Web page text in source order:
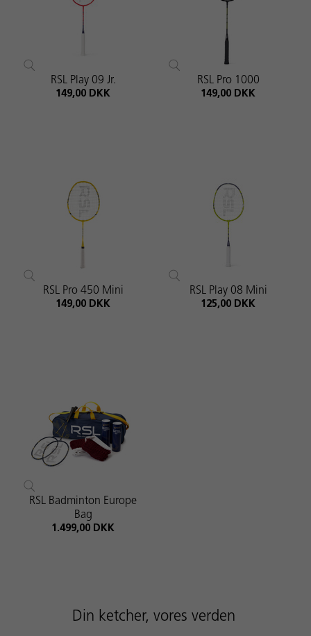
RSL Play 09 Jr.
149,00 DKK
RSL Pro 1000
149,00 DKK
RSL Pro 450 Mini
149,00 DKK
RSL Play 08 Mini
125,00 DKK
RSL Badminton Europe
Bag
1.499,00 DKK
Din ketcher, vores verden